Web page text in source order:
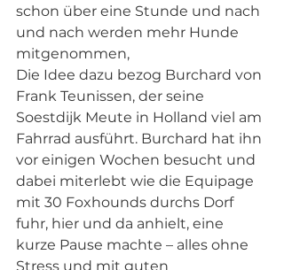
schon über eine Stunde und nach
und nach werden mehr Hunde
mitgenommen,
Die Idee dazu bezog Burchard von
Frank Teunissen, der seine
Soestdijk Meute in Holland viel am
Fahrrad ausführt. Burchard hat ihn
vor einigen Wochen besucht und
dabei miterlebt wie die Equipage
mit 30 Foxhounds durchs Dorf
fuhr, hier und da anhielt, eine
kurze Pause machte – alles ohne
Stress und mit guten